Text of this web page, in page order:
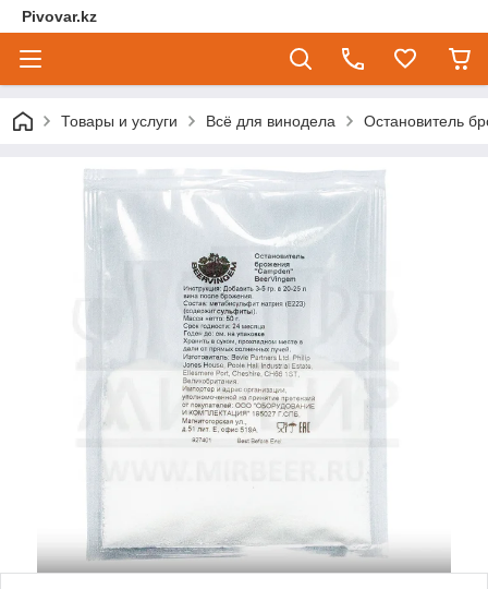
Pivovar.kz
Товары и услуги Всё для винодела Остановитель